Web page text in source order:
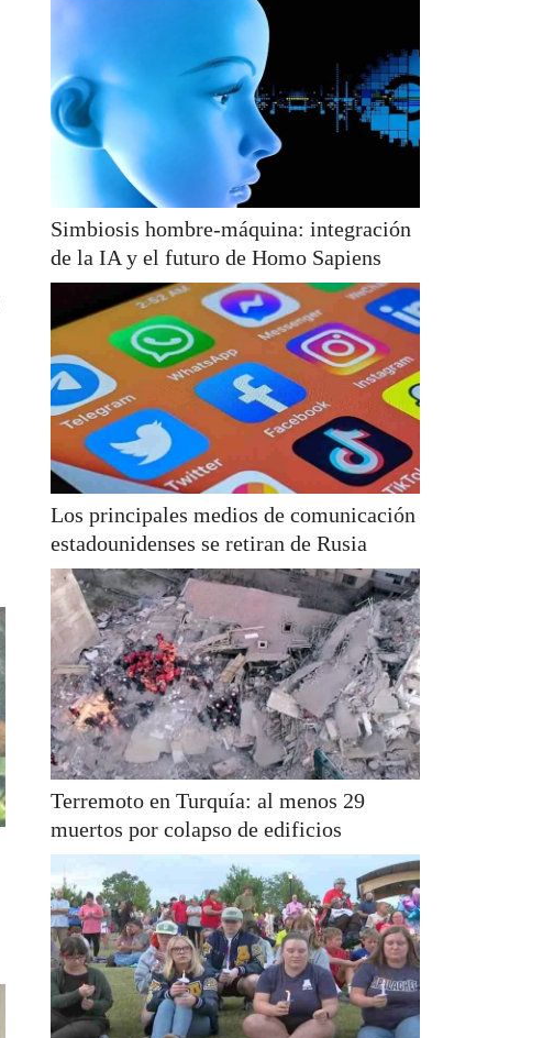
Simbiosis hombre-máquina: integración
de la IA y el futuro de Homo Sapiens
Los principales medios de comunicación
estadounidenses se retiran de Rusia
Terremoto en Turquía: al menos 29
muertos por colapso de edificios